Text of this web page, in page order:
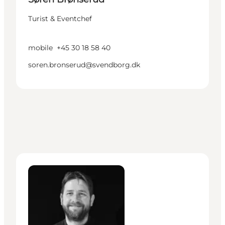
Turist & Eventchef
mobile +45 30 18 58 40
soren.bronserud@svendborg.dk